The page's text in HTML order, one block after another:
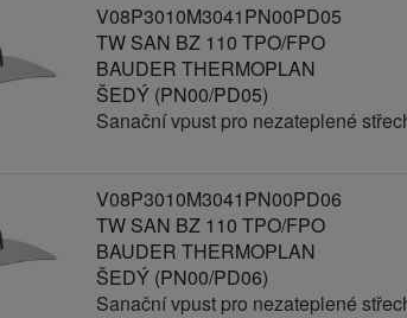
V08P3010M3041PN00PD05
TW SAN BZ 110 TPO/FPO
BAUDER THERMOPLAN
ŠEDÝ (PN00/PD05)
Sanační vpust pro nezateplené
V08P3010M3041PN00PD06
TW SAN BZ 110 TPO/FPO
BAUDER THERMOPLAN
ŠEDÝ (PN00/PD06)
Sanační vpust pro nezateplené